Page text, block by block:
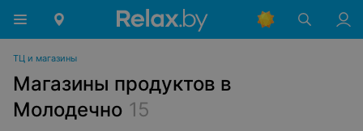
ТЦ и магазины
Магазины продуктов в
Молодечно 15